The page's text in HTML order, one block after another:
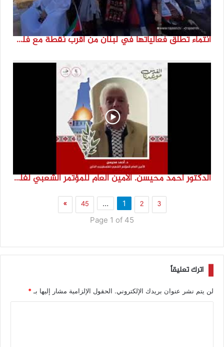
انتماء تطلق فعالياتها في لبنان من أقرب نقطة مع فلسطين المحتلة في ذكرى النكبة_74تقرير: جنى شحرور
الدكتور احمد محيسن. الامين العام للمؤتمر الشعبي لفلسطينيي الخارج
1 2 3
…
45
»
Page 1 of 45
اترك تعليقاً
لن يتم نشر عنوان بريدك الإلكتروني. الحقول الإلزامية مشار إليها بـ *